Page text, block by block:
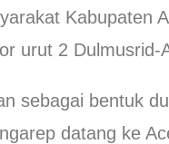
Kabupaten
urut 2
sebagai bentuk
datang ke